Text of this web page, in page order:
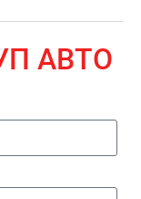
АВТО